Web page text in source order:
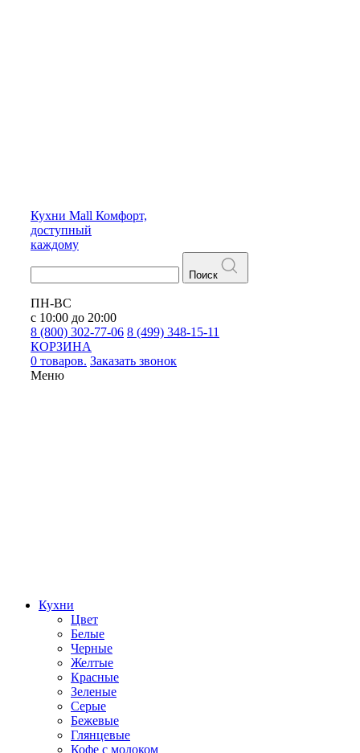
Кухни Mall Комфорт,
доступный
каждому
Поиск
ПН-ВС
с 10:00 до 20:00
8 (800) 302-77-06 8 (499) 348-15-11
КОРЗИНА
0 товаров. Заказать звонок
Меню
Кухни
Цвет
Белые
Черные
Желтые
Красные
Зеленые
Серые
Бежевые
Глянцевые
Кофе с молоком